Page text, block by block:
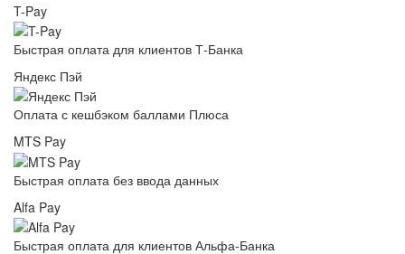
T-Pay
Быстрая оплата для клиентов Т-Банка
Яндекс Пэй
Оплата с кешбэком баллами Плюса
MTS Pay
Быстрая оплата без ввода данных
Alfa Pay
Быстрая оплата для клиентов Альфа-Банка